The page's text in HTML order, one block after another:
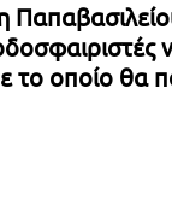
οποίο θα